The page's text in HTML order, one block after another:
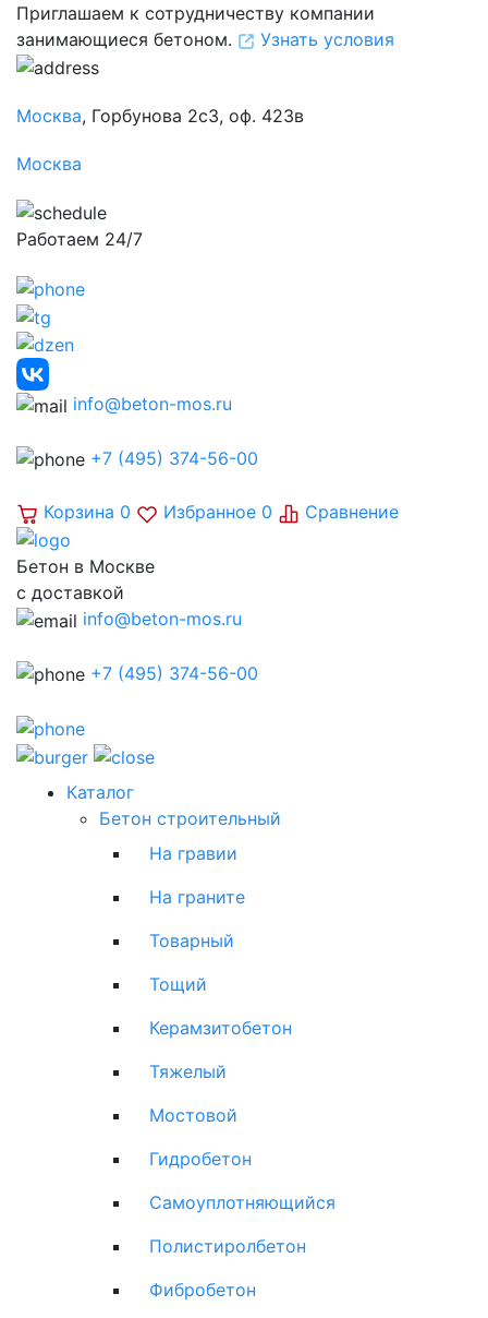
Приглашаем к сотрудничеству компании
занимающиеся бетоном.
Узнать условия
Москва, Горбунова 2с3, оф. 423в
Москва
Работаем 24/7
info@beton-mos.ru
+7 (495) 374-56-00
Корзина 0 Избранное 0 Сравнение
Бетон в Москве
с доставкой
info@beton-mos.ru
+7 (495) 374-56-00
Каталог
Бетон строительный
На гравии
На граните
Товарный
Тощий
Керамзитобетон
Тяжелый
Мостовой
Гидробетон
Самоуплотняющийся
Полистиролбетон
Фибробетон